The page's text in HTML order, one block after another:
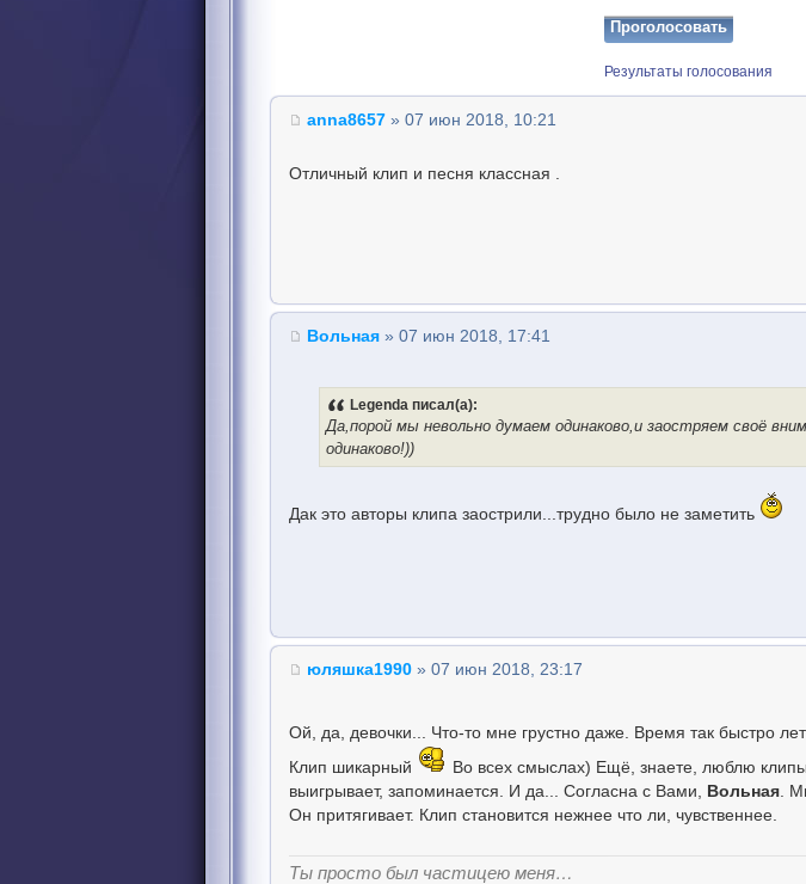
Результаты голосования
anna8657 » 07 июн 2018, 10:21
Отличный клип и песня классная .
Вольная » 07 июн 2018, 17:41
Legenda писал(а):
Да,порой мы невольно думаем одинаково,и заостряем своё
одинаково!))
Дак это авторы клипа заострили...трудно было не заметить
юляшка1990 » 07 июн 2018, 23:17
Ой, да, девочки... Что-то мне грустно даже. Время так быстро
Клип шикарный
Во всех смыслах) Ещё, знаете, люблю клипы
выигрывает, запоминается. И да... Согласна с Вами, Вольная.
Он притягивает. Клип становится нежнее что ли, чувственнее.
Ты просто был частицею меня…